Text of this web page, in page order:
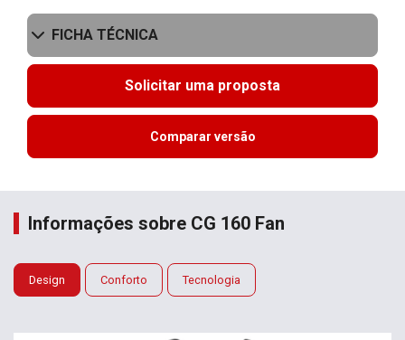
FICHA TÉCNICA
Solicitar uma proposta
Comparar versão
Informações sobre CG 160 Fan
Design Conforto Tecnologia